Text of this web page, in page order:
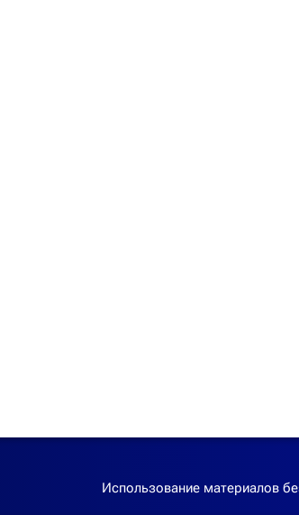
Использование материалов